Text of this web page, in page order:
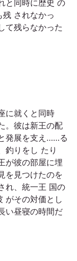
と同時に歴史 の
されなかっ
て残らなかった
に就くと同時
。彼は新王の配
発展を支え……る
釣りをし たり
が彼の部屋に埋
を見つけたのを
れ、統一王 国の
がその対価とし
い昼寝の時間だ